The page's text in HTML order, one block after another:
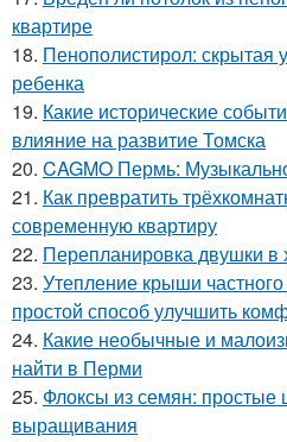
квартире
18. Пенополистирол: скрытая
ребенка
19. Какие исторические
влияние на развитие Томска
20. CAGMO Пермь:
21. Как превратить
современную квартиру
22. Перепланировка двушки в
23. Утепление крыши
простой способ улучшить
24. Какие необычные и
найти в Перми
25. Флоксы из семян: простые
выращивания